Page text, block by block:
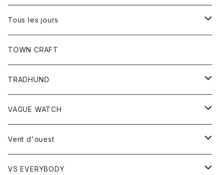
コート
Tシャツ
Tous les jours
トップス
レディース
カットソー
TOWN CRAFT
TRADHUND
セーター
ベスト
VAGUE WATCH
時計
Vent d'ouest
ボトム
VS EVERYBODY